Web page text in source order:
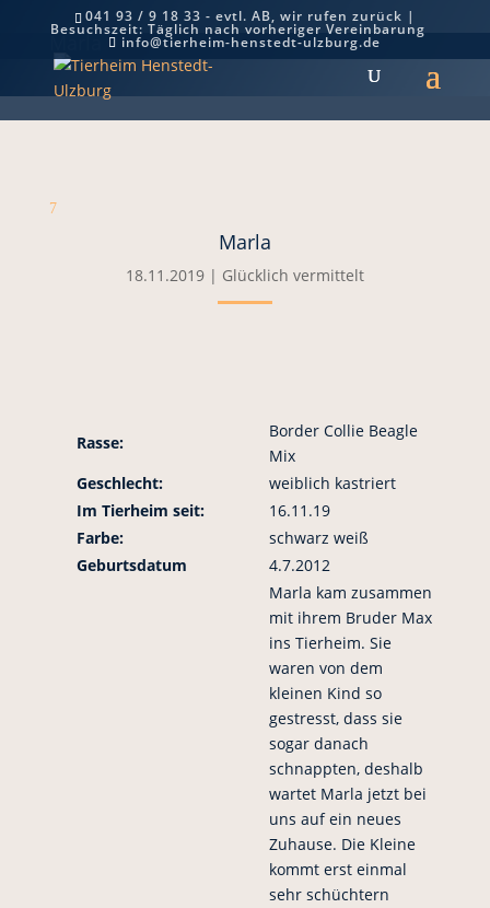
041 93 / 9 18 33 - evtl. AB, wir rufen zurück |
Besuchszeit: Täglich nach vorheriger Vereinbarung
info@tierheim-henstedt-ulzburg.de
Marla
7
Marla
18.11.2019| Glücklich vermittelt
Rasse:
Border Collie Beagle
Mix
Geschlecht:
weiblich kastriert
Im Tierheim seit:
16.11.19
Farbe:
schwarz weiß
Geburtsdatum
4.7.2012
Marla kam zusammen
mit ihrem Bruder Max
ins Tierheim. Sie
waren von dem
kleinen Kind so
gestresst, dass sie
sogar danach
schnappten, deshalb
wartet Marla jetzt bei
uns auf ein neues
Zuhause. Die Kleine
kommt erst einmal
sehr schüchtern